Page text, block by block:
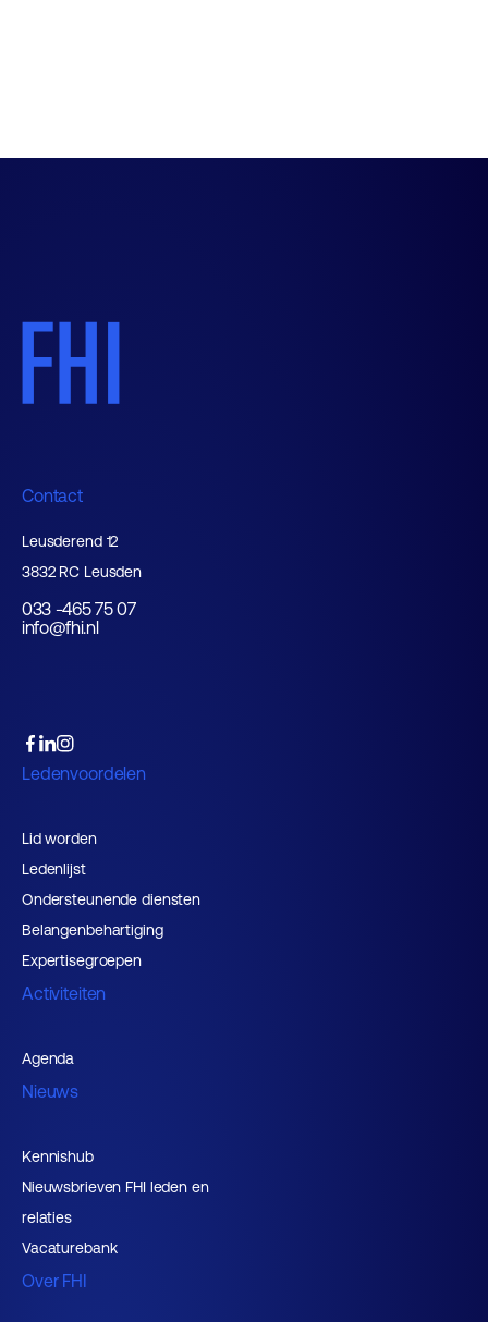
Contact
Leusderend 12
3832 RC Leusden
033 -465 75 07
info@fhi.nl
Ledenvoordelen
Lid worden
Ledenlijst
Ondersteunende diensten
Belangenbehartiging
Expertisegroepen
Activiteiten
Agenda
Nieuws
Kennishub
Nieuwsbrieven FHI leden en
relaties
Vacaturebank
Over FHI